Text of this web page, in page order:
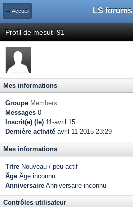
← Accueil LS forums
Profil de mesut_91
Mes informations
Groupe Members
Messages 0
Inscrit(e) (le) 11-avril 15
Dernière activité avril 11 2015 23:29
Mes informations
Titre Nouveau / peu actif
Âge Âge inconnu
Anniversaire Anniversaire inconnu
Contrôles utilisateur